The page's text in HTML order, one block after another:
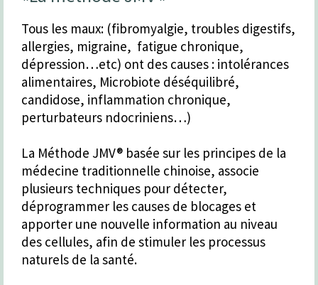
Tous les maux: (fibromyalgie, troubles digestifs,
allergies, migraine, fatigue chronique,
dépression…etc) ont des causes : intolérances
alimentaires, Microbiote déséquilibré,
candidose, inflammation chronique,
perturbateurs ndocriniens…)
La Méthode JMV® basée sur les principes de la
médecine traditionnelle chinoise, associe
plusieurs techniques pour détecter,
déprogrammer les causes de blocages et
apporter une nouvelle information au niveau
des cellules, afin de stimuler les processus
naturels de la santé.